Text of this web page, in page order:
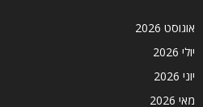
אוגוסט 2026
יולי 2026
יוני 2026
מאי 2026